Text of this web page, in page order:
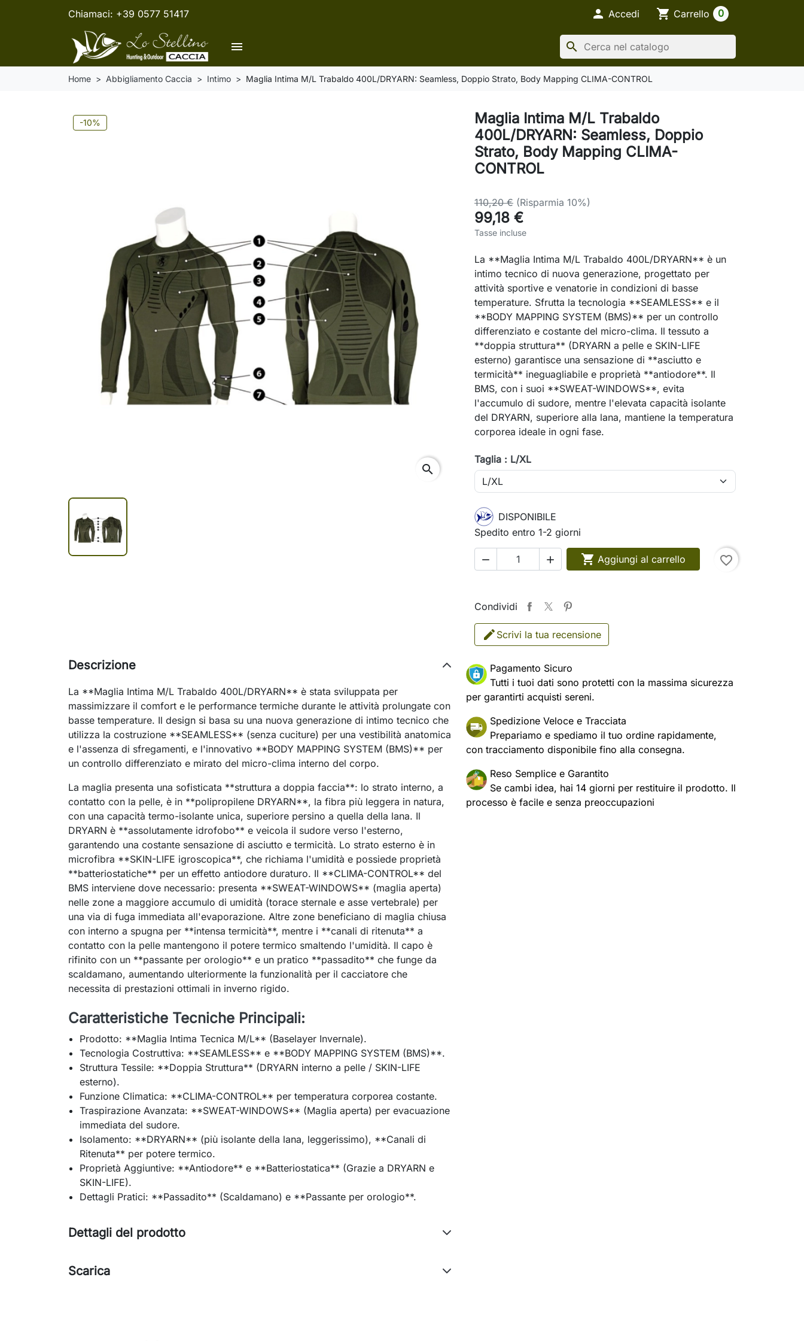
Chiamaci: +39 0577 51417  Accedi shopping_cart Carrello 0
menu search
Home Abbigliamento Caccia Intimo Maglia Intima M/L Trabaldo 400L/DRYARN: Seamless, Doppio Strato, Body Mapping CLIMA-CONTROL
-10%
search
Maglia Intima M/L Trabaldo
400L/DRYARN: Seamless, Doppio
Strato, Body Mapping CLIMA-
CONTROL
110,20 € (Risparmia 10%)
99,18 €
Tasse incluse
La **Maglia Intima M/L Trabaldo 400L/DRYARN** è un
intimo tecnico di nuova generazione, progettato per
attività sportive e venatorie in condizioni di basse
temperature. Sfrutta la tecnologia **SEAMLESS** e il
**BODY MAPPING SYSTEM (BMS)** per un controllo
differenziato e costante del micro-clima. Il tessuto a
**doppia struttura** (DRYARN a pelle e SKIN-LIFE
esterno) garantisce una sensazione di **asciutto e
termicità** ineguagliabile e proprietà **antiodore**. Il
BMS, con i suoi **SWEAT-WINDOWS**, evita
l'accumulo di sudore, mentre l'elevata capacità isolante
del DRYARN, superiore alla lana, mantiene la temperatura
corporea ideale in ogni fase.
Taglia : L/XL
DISPONIBILE
Spedito entro 1-2 giorni
   Aggiungi al carrello favorite_border
Condividi
Scrivi la tua recensione
Pagamento Sicuro
Tutti i tuoi dati sono protetti con la massima sicurezza
per garantirti acquisti sereni.
Spedizione Veloce e Tracciata
Prepariamo e spediamo il tuo ordine rapidamente,
con tracciamento disponibile fino alla consegna.
Reso Semplice e Garantito
Se cambi idea, hai 14 giorni per restituire il prodotto. Il
processo è facile e senza preoccupazioni
Descrizione
La **Maglia Intima M/L Trabaldo 400L/DRYARN** è stata sviluppata per
massimizzare il comfort e le performance termiche durante le attività prolungate con
basse temperature. Il design si basa su una nuova generazione di intimo tecnico che
utilizza la costruzione **SEAMLESS** (senza cuciture) per una vestibilità anatomica
e l'assenza di sfregamenti, e l'innovativo **BODY MAPPING SYSTEM (BMS)** per
un controllo differenziato e mirato del micro-clima interno del corpo.
La maglia presenta una sofisticata **struttura a doppia faccia**: lo strato interno, a
contatto con la pelle, è in **polipropilene DRYARN**, la fibra più leggera in natura,
con una capacità termo-isolante unica, superiore persino a quella della lana. Il
DRYARN è **assolutamente idrofobo** e veicola il sudore verso l'esterno,
garantendo una costante sensazione di asciutto e termicità. Lo strato esterno è in
microfibra **SKIN-LIFE igroscopica**, che richiama l'umidità e possiede proprietà
**batteriostatiche** per un effetto antiodore duraturo. Il **CLIMA-CONTROL** del
BMS interviene dove necessario: presenta **SWEAT-WINDOWS** (maglia aperta)
nelle zone a maggiore accumulo di umidità (torace sternale e asse vertebrale) per
una via di fuga immediata all'evaporazione. Altre zone beneficiano di maglia chiusa
con interno a spugna per **intensa termicità**, mentre i **canali di ritenuta** a
contatto con la pelle mantengono il potere termico smaltendo l'umidità. Il capo è
rifinito con un **passante per orologio** e un pratico **passadito** che funge da
scaldamano, aumentando ulteriormente la funzionalità per il cacciatore che
necessita di prestazioni ottimali in inverno rigido.
Caratteristiche Tecniche Principali:
Prodotto: **Maglia Intima Tecnica M/L** (Baselayer Invernale).
Tecnologia Costruttiva: **SEAMLESS** e **BODY MAPPING SYSTEM (BMS)**.
Struttura Tessile: **Doppia Struttura** (DRYARN interno a pelle / SKIN-LIFE
esterno).
Funzione Climatica: **CLIMA-CONTROL** per temperatura corporea costante.
Traspirazione Avanzata: **SWEAT-WINDOWS** (Maglia aperta) per evacuazione
immediata del sudore.
Isolamento: **DRYARN** (più isolante della lana, leggerissimo), **Canali di
Ritenuta** per potere termico.
Proprietà Aggiuntive: **Antiodore** e **Batteriostatica** (Grazie a DRYARN e
SKIN-LIFE).
Dettagli Pratici: **Passadito** (Scaldamano) e **Passante per orologio**.
Dettagli del prodotto
Scarica